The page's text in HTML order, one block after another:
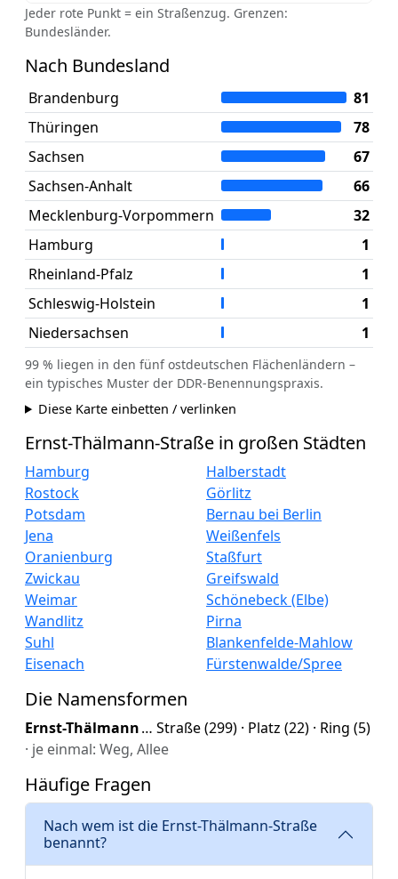
Jeder rote Punkt = ein Straßenzug. Grenzen:
Bundesländer.
Nach Bundesland
Brandenburg
81
Thüringen
78
Sachsen
67
Sachsen-Anhalt
66
Mecklenburg-Vorpommern
32
Hamburg
1
Rheinland-Pfalz
1
Schleswig-Holstein
1
Niedersachsen
1
99 % liegen in den fünf ostdeutschen Flächenländern –
ein typisches Muster der DDR-Benennungspraxis.
Diese Karte einbetten / verlinken
Ernst-Thälmann-Straße in großen Städten
Hamburg
Rostock
Potsdam
Jena
Oranienburg
Zwickau
Weimar
Wandlitz
Suhl
Eisenach
Halberstadt
Görlitz
Bernau bei Berlin
Weißenfels
Staßfurt
Greifswald
Schönebeck (Elbe)
Pirna
Blankenfelde-Mahlow
Fürstenwalde/Spree
Die Namensformen
Ernst-Thälmann… Straße (299) · Platz (22) · Ring (5)
· je einmal: Weg, Allee
Häufige Fragen
Nach wem ist die Ernst-Thälmann-Straße
benannt?